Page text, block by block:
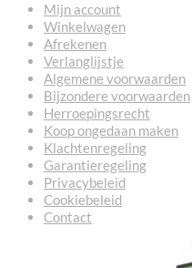
Mijn account
Winkelwagen
Afrekenen
Verlanglijstje
Algemene voorwaarden
Bijzondere voorwaarden
Herroepingsrecht
Koop ongedaan maken
Klachtenregeling
Garantieregeling
Privacybeleid
Cookiebeleid
Contact